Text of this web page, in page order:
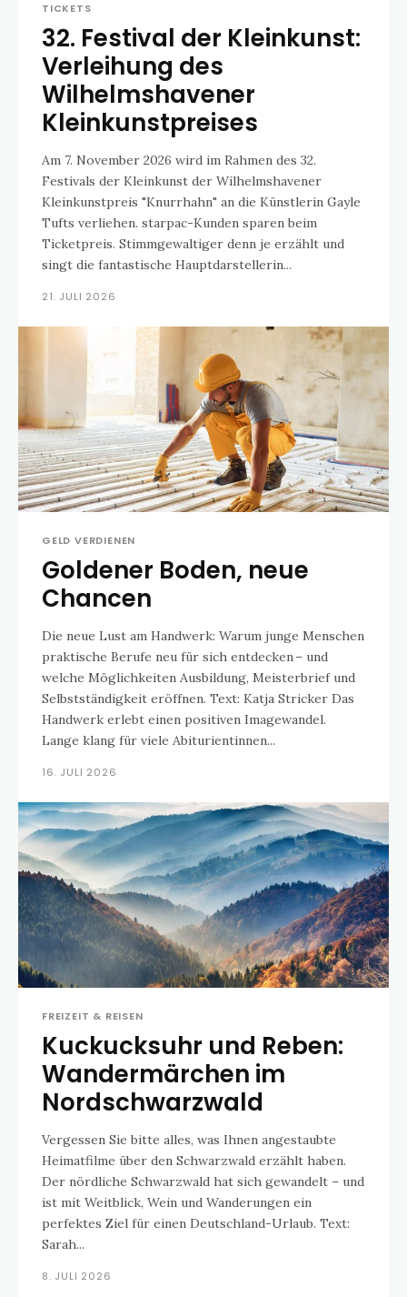
TICKETS
32. Festival der Kleinkunst:
Verleihung des
Wilhelmshavener
Kleinkunstpreises
Am 7. November 2026 wird im Rahmen des 32.
Festivals der Kleinkunst der Wilhelmshavener
Kleinkunstpreis "Knurrhahn" an die Künstlerin Gayle
Tufts verliehen. starpac-Kunden sparen beim
Ticketpreis. Stimmgewaltiger denn je erzählt und
singt die fantastische Hauptdarstellerin...
21. JULI 2026
GELD VERDIENEN
Goldener Boden, neue
Chancen
Die neue Lust am Handwerk: Warum junge Menschen
praktische Berufe neu für sich entdecken – und
welche Möglichkeiten Ausbildung, Meisterbrief und
Selbstständigkeit eröffnen. Text: Katja Stricker Das
Handwerk erlebt einen positiven Imagewandel.
Lange klang für viele Abiturientinnen...
16. JULI 2026
FREIZEIT & REISEN
Kuckucksuhr und Reben:
Wandermärchen im
Nordschwarzwald
Vergessen Sie bitte alles, was Ihnen angestaubte
Heimatfilme über den Schwarzwald erzählt haben.
Der nördliche Schwarzwald hat sich gewandelt – und
ist mit Weitblick, Wein und Wanderungen ein
perfektes Ziel für einen Deutschland-Urlaub. Text:
Sarah...
8. JULI 2026